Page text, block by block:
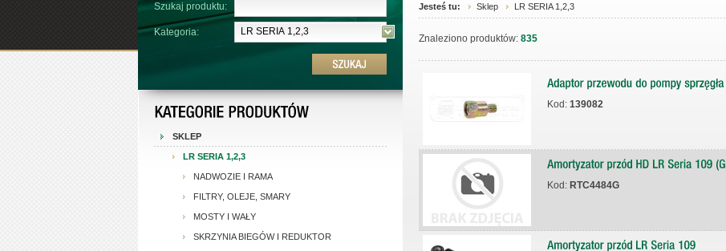
Szukaj produktu:
Kategoria: LR SERIA 1,2,3
SKLEP
LR SERIA 1,2,3
NADWOZIE I RAMA
FILTRY, OLEJE, SMARY
MOSTY I WAŁY
SKRZYNIA BIEGÓW I REDUKTOR
Jesteś tu: Sklep LR SERIA 1,2,3
Znaleziono produktów: 835
Kod: 139082
Kod: RTC4484G